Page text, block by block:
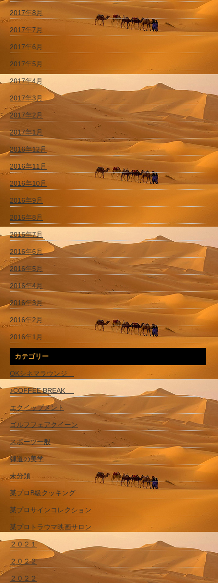
2017年8月
2017年7月
2017年6月
2017年5月
2017年4月
2017年3月
2017年2月
2017年1月
2016年12月
2016年11月
2016年10月
2016年9月
2016年8月
2016年7月
2016年6月
2016年5月
2016年4月
2016年3月
2016年2月
2016年1月
カテゴリー
OKシネマラウンジ
♪COFFEE BREAK
エクイップメント
ゴルフフェアクイーン
スポーツ一般
弾道の美学
未分類
某プロB級クッキング
某プロサインコレクション
某プロトラウマ映画サロン
２０２１
２０２２
２０２２